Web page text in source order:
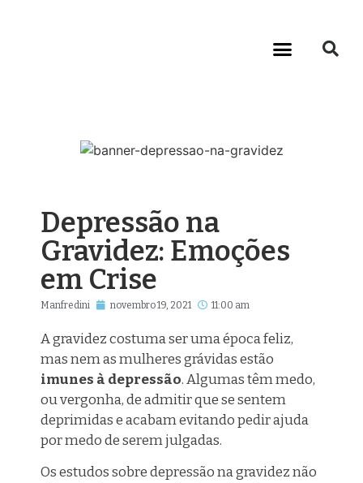
Depressão na
Gravidez: Emoções
em Crise
Manfredini novembro 19, 2021 11:00 am
A gravidez costuma ser uma época feliz,
mas nem as mulheres grávidas estão
imunes à depressão. Algumas têm medo,
ou vergonha, de admitir que se sentem
deprimidas e acabam evitando pedir ajuda
por medo de serem julgadas.
Os estudos sobre depressão na gravidez não